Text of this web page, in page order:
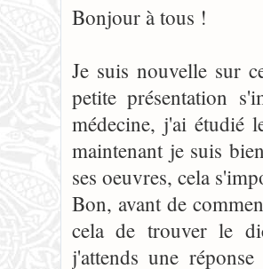
Bonjour à tous !
Je suis nouvelle sur
petite présentation
médecine, j'ai étudié
maintenant je suis
ses oeuvres, cela
Bon, avant de
cela de trouver le
j'attends une